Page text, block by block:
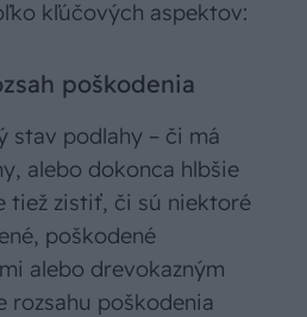
kľúčových aspektov:
poškodenia
stav podlahy – či má
alebo dokonca hlbšie
tiež zistiť, či sú niektoré
poškodené
alebo drevokazným
rozsahu poškodenia